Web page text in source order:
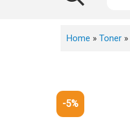
Home » Toner »
-5%